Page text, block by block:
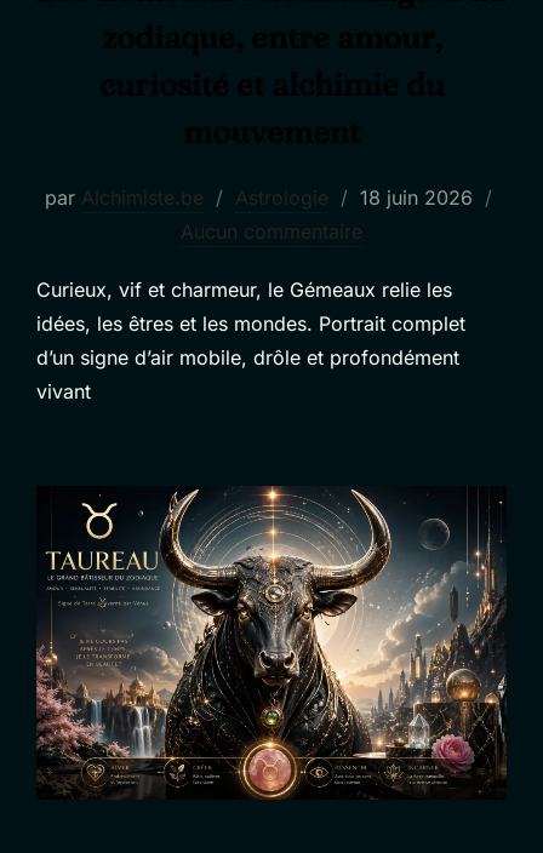
par Alchimiste.be Astrologie
Publié
le
18 juin 2026
Aucun commentaire
Curieux, vif et charmeur, le Gémeaux relie les
idées, les êtres et les mondes. Portrait complet
d’un signe d’air mobile, drôle et profondément
vivant